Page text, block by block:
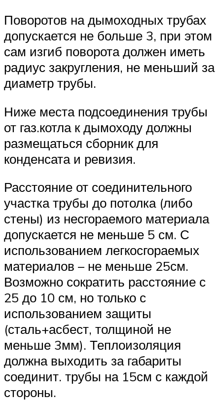
Поворотов на дымоходных трубах
допускается не больше 3, при этом
сам изгиб поворота должен иметь
радиус закругления, не меньший за
диаметр трубы.
Ниже места подсоединения трубы
от газ.котла к дымоходу должны
размещаться сборник для
конденсата и ревизия.
Расстояние от соединительного
участка трубы до потолка (либо
стены) из несгораемого материала
допускается не меньше 5 см. С
использованием легкосгораемых
материалов – не меньше 25см.
Возможно сократить расстояние с
25 до 10 см, но только с
использованием защиты
(сталь+асбест, толщиной не
меньше 3мм). Теплоизоляция
должна выходить за габариты
соединит. трубы на 15см с каждой
стороны.